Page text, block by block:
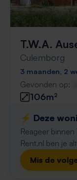
T.W.A.
Culemborg
3 maanden, 2
Gevonden op:
106m²
⚡️ Deze
Reageer
Rent.nl ben je
Mis de